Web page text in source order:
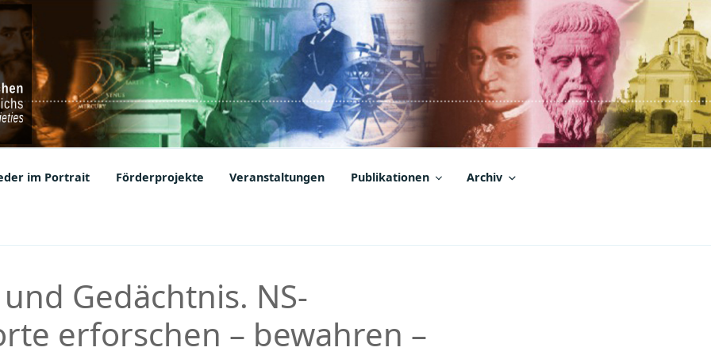
Societies
im Portrait Förderprojekte Veranstaltungen Publikationen Archiv
Gedächtnis. NS-
erforschen – bewahren –